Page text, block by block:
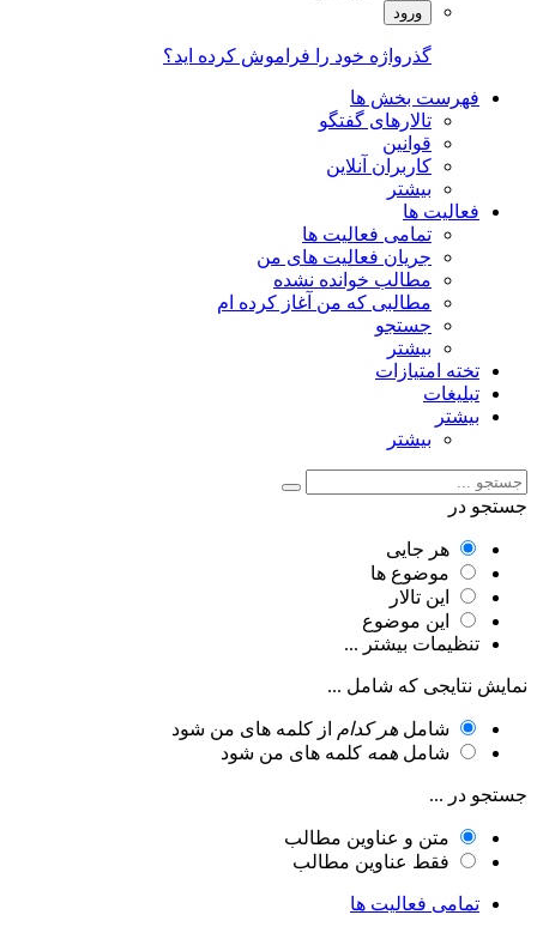
ورود
گذرواژه خود را فراموش کرده اید؟
فهرست بخش ها
تالارهای گفتگو
قوانین
کاربران آنلاین
بیشتر
فعالیت ها
تمامی فعالیت ها
جریان فعالیت های من
مطالب خوانده نشده
مطالبی که من آغاز کرده ام
جستجو
بیشتر
تخته امتیازات
تبلیغات
بیشتر
بیشتر
جستجو در
هر جایی
موضوع ها
این تالار
این موضوع
تنظیمات بیشتر ...
نمایش نتایجی که شامل ...
شامل هر کدام از کلمه های من شود
شامل همه کلمه های من شود
جستجو در ...
متن و عناوین مطالب
فقط عناوین مطالب
تمامی فعالیت ها